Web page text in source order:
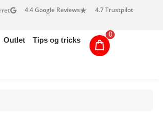
4.4 Google Reviews 4.7 Trustpilot
Outlet Tips og tricks
0